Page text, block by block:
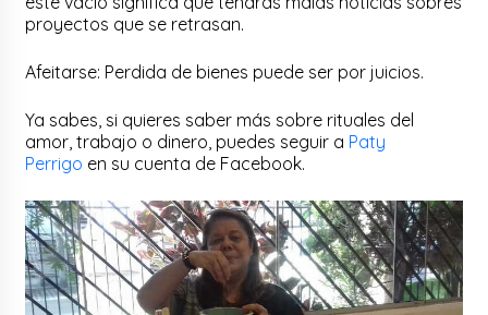
proyectos que se retrasan.
Afeitarse: Perdida de bienes puede ser por juicios.
Ya sabes, si quieres saber más sobre rituales del
amor, trabajo o dinero, puedes seguir a Paty
Perrigo en su cuenta de Facebook.